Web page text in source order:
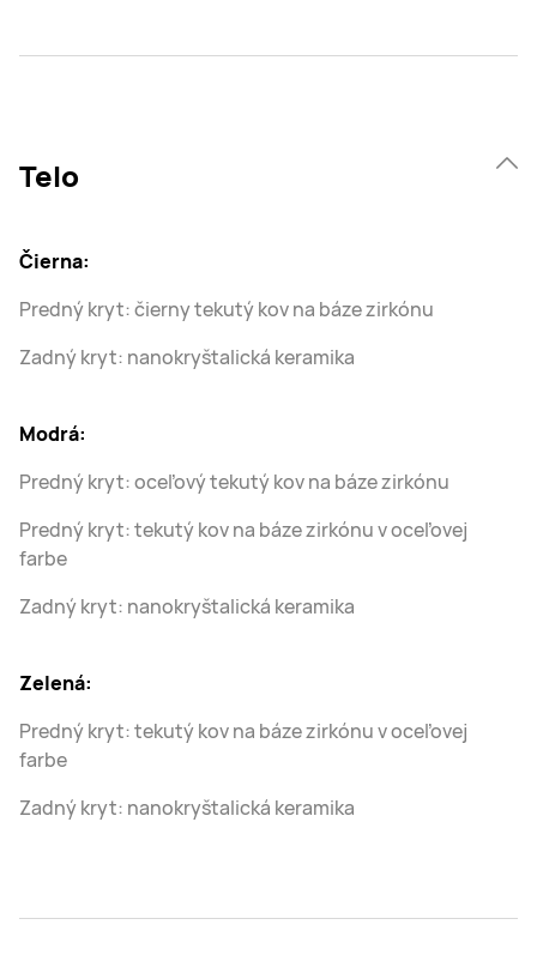
Telo
Čierna:
Predný kryt: čierny tekutý kov na báze zirkónu
Zadný kryt: nanokryštalická keramika
Modrá:
Predný kryt: oceľový tekutý kov na báze zirkónu
Predný kryt: tekutý kov na báze zirkónu v oceľovej
farbe
Zadný kryt: nanokryštalická keramika
Zelená:
Predný kryt: tekutý kov na báze zirkónu v oceľovej
farbe
Zadný kryt: nanokryštalická keramika